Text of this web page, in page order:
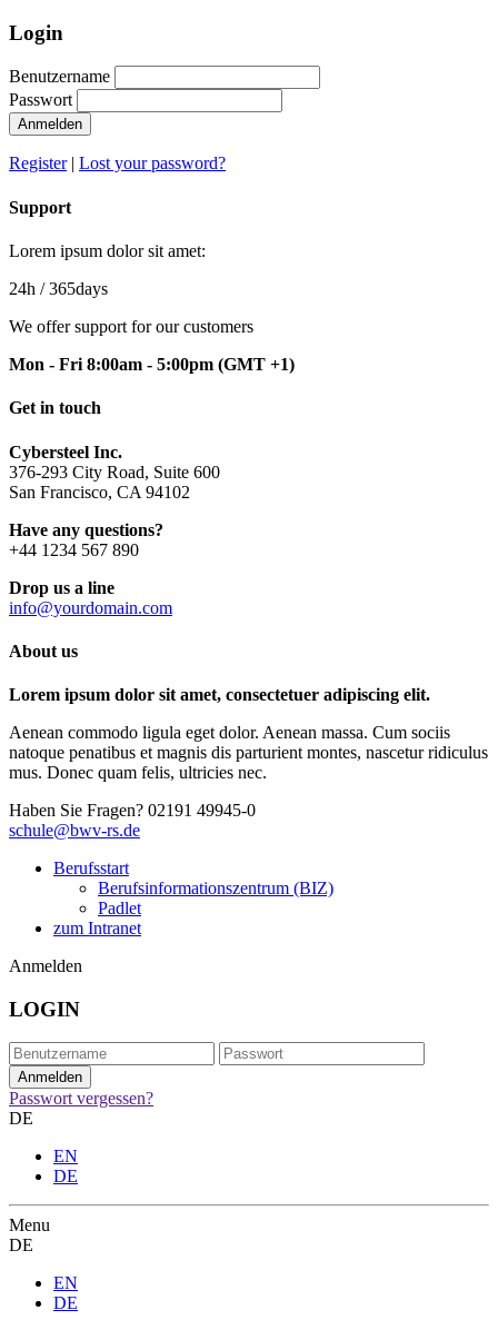
Login
Benutzername
Passwort
Anmelden
Register| Lost your password?
Support
Lorem ipsum dolor sit amet:
24h / 365days
We offer support for our customers
Mon - Fri 8:00am - 5:00pm (GMT +1)
Get in touch
Cybersteel Inc.
376-293 City Road, Suite 600
San Francisco, CA 94102
Have any questions?
+44 1234 567 890
Drop us a line
info@yourdomain.com
About us
Lorem ipsum dolor sit amet, consectetuer adipiscing elit.
Aenean commodo ligula eget dolor. Aenean massa. Cum sociis
natoque penatibus et magnis dis parturient montes, nascetur ridiculus
mus. Donec quam felis, ultricies nec.
Haben Sie Fragen? 02191 49945-0
schule@bwv-rs.de
Berufsstart
Berufsinformationszentrum (BIZ)
Padlet
zum Intranet
Anmelden
LOGIN
Passwort vergessen?
DE
EN
DE
Menu
DE
EN
DE